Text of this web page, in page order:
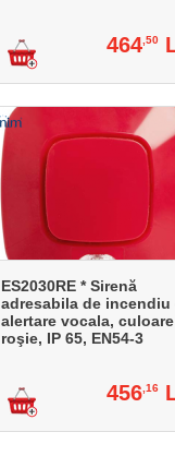
464,50
ES2030RE * Sirenă
adresabila de incendiu
alertare vocala, culoare
roşie, IP 65, EN54-3
456,16